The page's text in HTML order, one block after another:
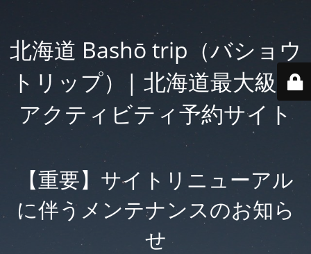
北海道 Bashō trip（バショウ
トリップ）| 北海道最大級の
アクティビティ予約サイト
【重要】サイトリニューアル
に伴うメンテナンスのお知ら
せ